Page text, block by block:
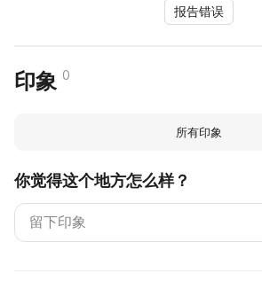
报告错误
印象 0
所有印象
你觉得这个地方怎么样？